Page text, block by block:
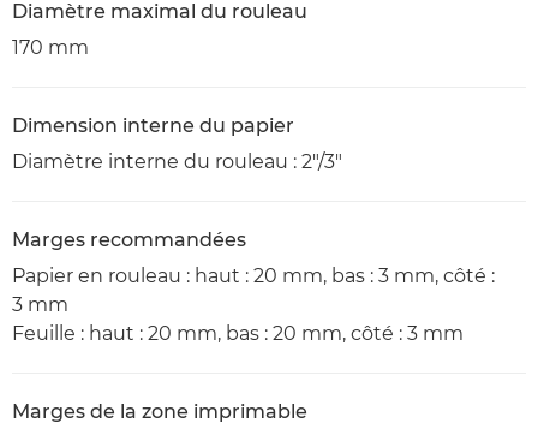
Diamètre maximal du rouleau
170 mm
Dimension interne du papier
Diamètre interne du rouleau : 2"/3"
Marges recommandées
Papier en rouleau : haut : 20 mm, bas : 3 mm, côté :
3 mm
Feuille : haut : 20 mm, bas : 20 mm, côté : 3 mm
Marges de la zone imprimable